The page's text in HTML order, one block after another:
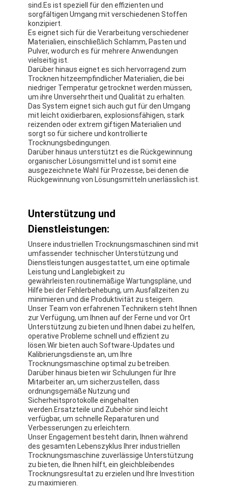
Startseite
Über uns
Qualitätskontrolle
Kontakt
Nachrichten
Alle Fälle
Zentrifugaler HochgeschwindigkeitsSprühtrockner
Vibrierender Wirbelschichttrockner
Mikrowellen-Vakuumtrockner
Druck-Sprühtrockner
Heißluft Oven Dryer
Horizontaler Band-Mischer
sind.Es ist speziell für den effizienten und
sorgfältigen Umgang mit verschiedenen Stoffen
konzipiert.
Es eignet sich für die Verarbeitung verschiedener
Materialien, einschließlich Schlamm, Pasten und
Pulver, wodurch es für mehrere Anwendungen
vielseitig ist.
Darüber hinaus eignet es sich hervorragend zum
Trocknen hitzeempfindlicher Materialien, die bei
niedriger Temperatur getrocknet werden müssen,
um ihre Unversehrtheit und Qualität zu erhalten.
Das System eignet sich auch gut für den Umgang
mit leicht oxidierbaren, explosionsfähigen, stark
reizenden oder extrem giftigen Materialien und
sorgt so für sichere und kontrollierte
Trocknungsbedingungen.
Darüber hinaus unterstützt es die Rückgewinnung
organischer Lösungsmittel und ist somit eine
ausgezeichnete Wahl für Prozesse, bei denen die
Rückgewinnung von Lösungsmitteln unerlässlich ist.
Unterstützung und
Dienstleistungen:
Unsere industriellen Trocknungsmaschinen sind mit
umfassender technischer Unterstützung und
Dienstleistungen ausgestattet, um eine optimale
Leistung und Langlebigkeit zu
gewährleisten.routinemäßige Wartungspläne, und
Hilfe bei der Fehlerbehebung, um Ausfallzeiten zu
minimieren und die Produktivität zu steigern.
Unser Team von erfahrenen Technikern steht Ihnen
zur Verfügung, um Ihnen auf der Ferne und vor Ort
Unterstützung zu bieten und Ihnen dabei zu helfen,
operative Probleme schnell und effizient zu
lösen.Wir bieten auch Software-Updates und
Kalibrierungsdienste an, um Ihre
Trocknungsmaschine optimal zu betreiben.
Darüber hinaus bieten wir Schulungen für Ihre
Mitarbeiter an, um sicherzustellen, dass
ordnungsgemäße Nutzung und
Sicherheitsprotokolle eingehalten
werden.Ersatzteile und Zubehör sind leicht
verfügbar, um schnelle Reparaturen und
Verbesserungen zu erleichtern.
Unser Engagement besteht darin, Ihnen während
des gesamten Lebenszyklus Ihrer industriellen
Trocknungsmaschine zuverlässige Unterstützung
zu bieten, die Ihnen hilft, ein gleichbleibendes
Trocknungsresultat zu erzielen und Ihre Investition
zu maximieren.